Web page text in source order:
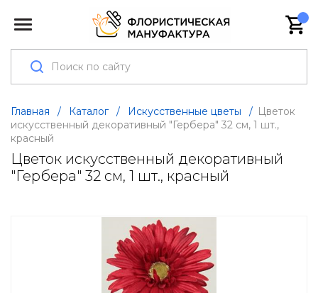
Главная / Каталог / Искусственные цветы / Цветок
искусственный декоративный "Гербера" 32 см, 1 шт.,
красный
Цветок искусственный декоративный
"Гербера" 32 см, 1 шт., красный